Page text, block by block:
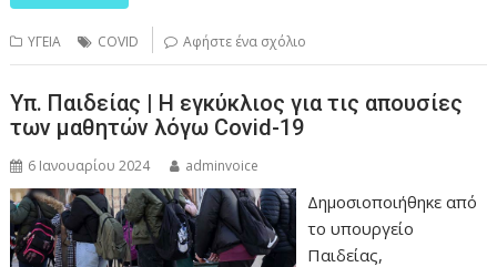
ΥΓΕΙΑ COVID Αφήστε ένα σχόλιο
Υπ. Παιδείας | Η εγκύκλιος για τις απουσίες
των μαθητών λόγω Covid-19
6 Ιανουαρίου 2024 adminvoice
Δημοσιοποιήθηκε από
το υπουργείο
Παιδείας,